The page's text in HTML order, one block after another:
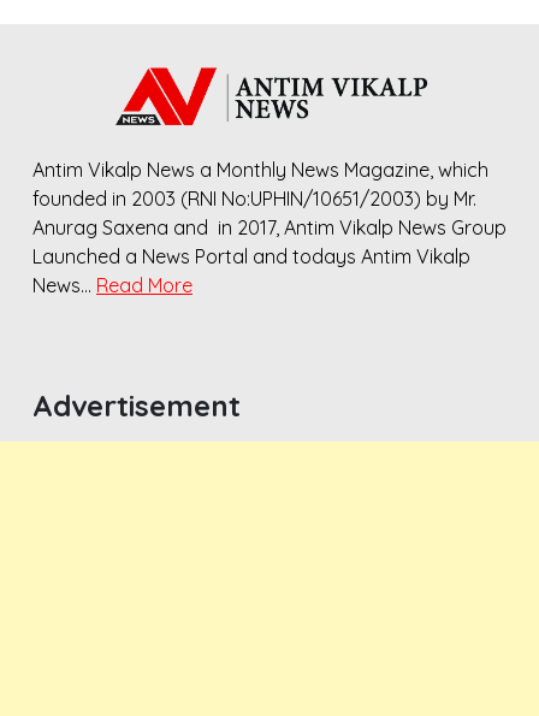
Antim Vikalp News a Monthly News Magazine, which
founded in 2003 (RNI No:UPHIN/10651/2003) by Mr.
Anurag Saxena and in 2017, Antim Vikalp News Group
Launched a News Portal and todays Antim Vikalp
News… Read More
Advertisement